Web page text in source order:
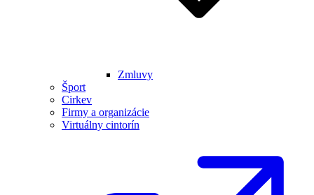
Zmluvy
Šport
Cirkev
Firmy a organizácie
Virtuálny cintorín